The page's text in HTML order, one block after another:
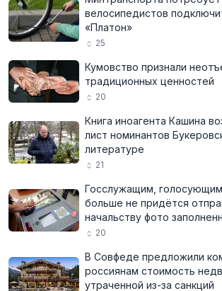
велосипедистов
«Платон»
25
Кумовство признали
традиционных ценностей
20
Книга иноагента Кашина
лист номинантов
литературе
21
Госслужащим, голосующим
больше не придётся
начальству фото
20
В Совфеде предложили
россиянам стоимость
утраченной из-за санкций